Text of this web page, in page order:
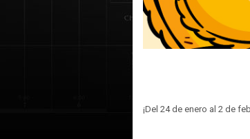
¡Del 24 de enero al 2 de